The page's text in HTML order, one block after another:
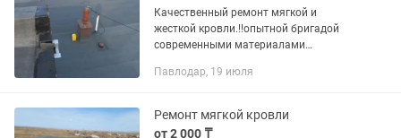
Качественный ремонт мягкой и
жесткой кровли.!!опытной бригадой
современными материалами
более15 лет.гаражи ,боксы,квартиры
Павлодар, 19 июля
Ремонт мягкой кровли
от 2 000 ₸